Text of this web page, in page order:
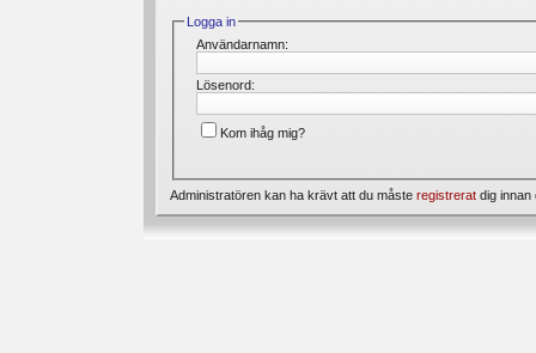
Logga in
Användarnamn:
Lösenord:
Kom ihåg mig?
Administratören kan ha krävt att du måste registrerat dig innan